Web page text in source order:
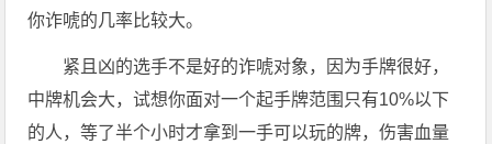
你诈唬的几率比较大。
紧且凶的选手不是好的诈唬对象，因为手牌很好，
中牌机会大，试想你面对一个起手牌范围只有10%以下
的人，等了半个小时才拿到一手可以玩的牌，伤害血量